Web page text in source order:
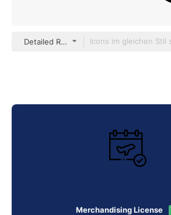
Detailed Rounded Lineal
Merchandising License